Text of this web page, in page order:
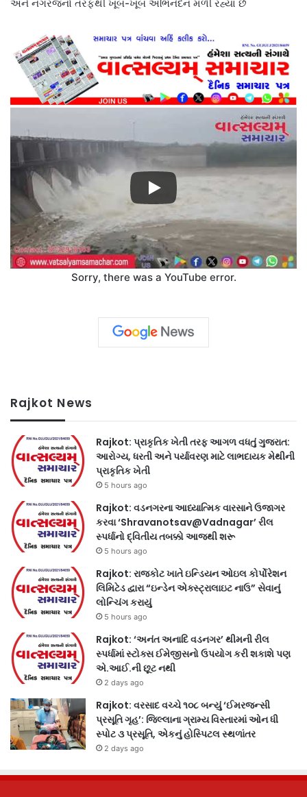
અને નગરજનો તરફથી ખૂબ-ખૂબ અભિનંદન મળી રહ્યા છે
Sorry, there was a YouTube error.
Rajkot News
Rajkot: પ્રાકૃતિક ખેતી તરફ આગળ વધતું ગુજરાત:
આરોગ્ય, ધરતી અને પર્યાવરણ માટે લાભદાયક મેથીની
પ્રાકૃતિક ખેતી
5 hours ago
Rajkot: વડનગરના આધ્યાત્મિક વારસાને ઉજાગર
કરવા ‘Shravanotsav@Vadnagar’ રીલ
સ્પર્ધાનો દ્વિતીય તબક્કો આજથી શરૂ
5 hours ago
Rajkot: રાજકોટ ખાતે ઇન્ડિયન ઓઇલ કોર્પોરેશન
લિમિટેડ દ્વારા “ઇન્ડેન એક્સ્ટ્રાલાઇટ નાઉ” સેવાનું
લોન્ચિંગ કરાયું
5 hours ago
Rajkot: ‘અનંત અનાદિ વડનગર’ થીમની રીલ
સ્પર્ધામાં સ્ટોક્સ ઈમેજીસનો ઉપયોગ કરી શકાશે પણ
એ.આઈ.ની છૂટ નથી
2 days ago
Rajkot: વરસાદ વચ્ચે ૧૦૮ બન્યું ‘ઈમરજન્સી
પ્રસૂતિ ગૃહ’: જિલ્લાના ગ્રામ્ય વિસ્તારમાં ઓન ધી
સ્પોટ ૩ પ્રસૂતિ, એકનું હોસ્પિટલ સ્થળાંતર
2 days ago